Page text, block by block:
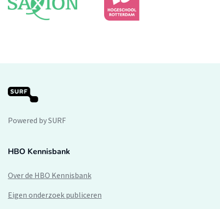
Powered by SURF
HBO Kennisbank
Over de HBO Kennisbank
Eigen onderzoek publiceren